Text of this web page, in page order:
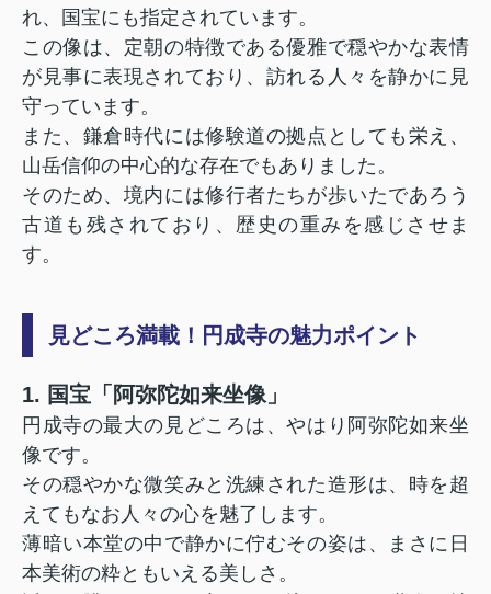
れ、国宝にも指定されています。
この像は、定朝の特徴である優雅で穏やかな表情
が見事に表現されており、訪れる人々を静かに見
守っています。
また、鎌倉時代には修験道の拠点としても栄え、
山岳信仰の中心的な存在でもありました。
そのため、境内には修行者たちが歩いたであろう
古道も残されており、歴史の重みを感じさせま
す。
見どころ満載！円成寺の魅力ポイント
1. 国宝「阿弥陀如来坐像」
円成寺の最大の見どころは、やはり阿弥陀如来坐
像です。
その穏やかな微笑みと洗練された造形は、時を超
えてもなお人々の心を魅了します。
薄暗い本堂の中で静かに佇むその姿は、まさに日
本美術の粋ともいえる美しさ。